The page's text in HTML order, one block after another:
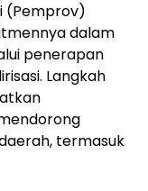
(Pemprov)
dalam
penerapan
Langkah
termasuk